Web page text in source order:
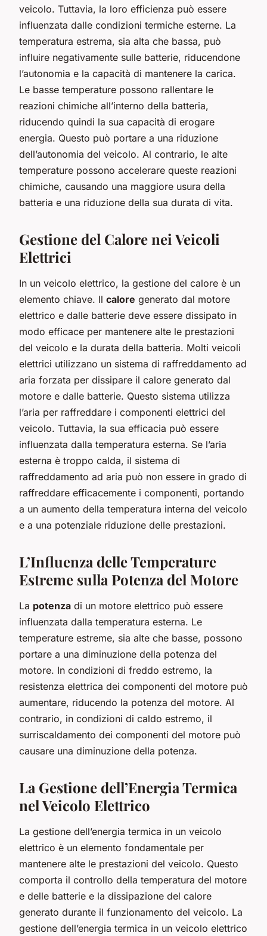
veicolo. Tuttavia, la loro efficienza può essere
influenzata dalle condizioni termiche esterne. La
temperatura estrema, sia alta che bassa, può
influire negativamente sulle batterie, riducendone
l’autonomia e la capacità di mantenere la carica.
Le basse temperature possono rallentare le
reazioni chimiche all’interno della batteria,
riducendo quindi la sua capacità di erogare
energia. Questo può portare a una riduzione
dell’autonomia del veicolo. Al contrario, le alte
temperature possono accelerare queste reazioni
chimiche, causando una maggiore usura della
batteria e una riduzione della sua durata di vita.
Gestione del Calore nei Veicoli
Elettrici
In un veicolo elettrico, la gestione del calore è un
elemento chiave. Il calore generato dal motore
elettrico e dalle batterie deve essere dissipato in
modo efficace per mantenere alte le prestazioni
del veicolo e la durata della batteria. Molti veicoli
elettrici utilizzano un sistema di raffreddamento ad
aria forzata per dissipare il calore generato dal
motore e dalle batterie. Questo sistema utilizza
l’aria per raffreddare i componenti elettrici del
veicolo. Tuttavia, la sua efficacia può essere
influenzata dalla temperatura esterna. Se l’aria
esterna è troppo calda, il sistema di
raffreddamento ad aria può non essere in grado di
raffreddare efficacemente i componenti, portando
a un aumento della temperatura interna del veicolo
e a una potenziale riduzione delle prestazioni.
L’Influenza delle Temperature
Estreme sulla Potenza del Motore
La potenza di un motore elettrico può essere
influenzata dalla temperatura esterna. Le
temperature estreme, sia alte che basse, possono
portare a una diminuzione della potenza del
motore. In condizioni di freddo estremo, la
resistenza elettrica dei componenti del motore può
aumentare, riducendo la potenza del motore. Al
contrario, in condizioni di caldo estremo, il
surriscaldamento dei componenti del motore può
causare una diminuzione della potenza.
La Gestione dell’Energia Termica
nel Veicolo Elettrico
La gestione dell’energia termica in un veicolo
elettrico è un elemento fondamentale per
mantenere alte le prestazioni del veicolo. Questo
comporta il controllo della temperatura del motore
e delle batterie e la dissipazione del calore
generato durante il funzionamento del veicolo. La
gestione dell’energia termica in un veicolo elettrico